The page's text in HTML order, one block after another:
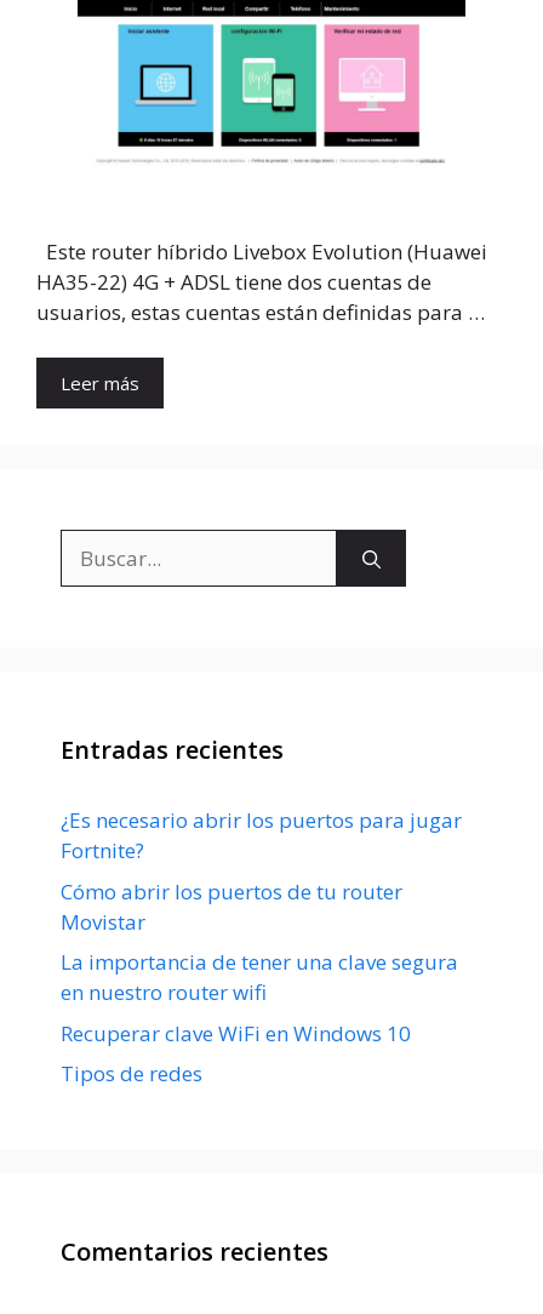
Este router híbrido Livebox Evolution (Huawei
HA35-22) 4G + ADSL tiene dos cuentas de
usuarios, estas cuentas están definidas para …
Leer más
Entradas recientes
¿Es necesario abrir los puertos para jugar
Fortnite?
Cómo abrir los puertos de tu router
Movistar
La importancia de tener una clave segura
en nuestro router wifi
Recuperar clave WiFi en Windows 10
Tipos de redes
Comentarios recientes